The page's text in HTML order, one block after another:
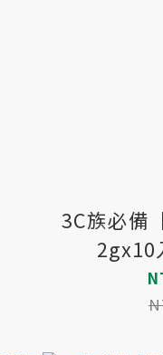
3C族必備
2gx10